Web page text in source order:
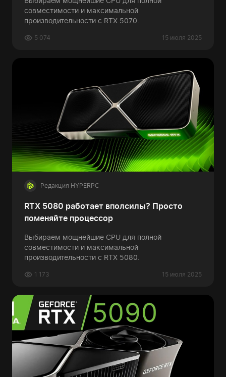
совместимости и максимальной
производительности с RTX 5070.
15 июля 2025
5 074
Редакция HYPERPC
RTX 5080 работает вполсилы? Просто
поменяйте процессор
Выбираем мощнейшие CPU для полной
совместимости и максимальной
производительности с RTX 5080.
15 июля 2025
1 173